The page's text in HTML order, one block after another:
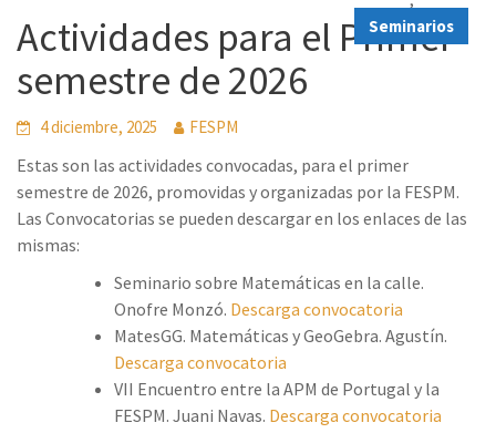
Seminarios
Actividades para el Primer
semestre de 2026
4 diciembre, 2025 FESPM
Estas son las actividades convocadas, para el primer
semestre de 2026, promovidas y organizadas por la FESPM.
Las Convocatorias se pueden descargar en los enlaces de las
mismas:
Seminario sobre Matemáticas en la calle.
Onofre Monzó. Descarga convocatoria
MatesGG. Matemáticas y GeoGebra. Agustín.
Descarga convocatoria
VII Encuentro entre la APM de Portugal y la
FESPM. Juani Navas. Descarga convocatoria